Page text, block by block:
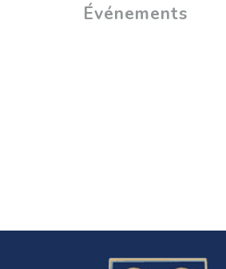
Événements